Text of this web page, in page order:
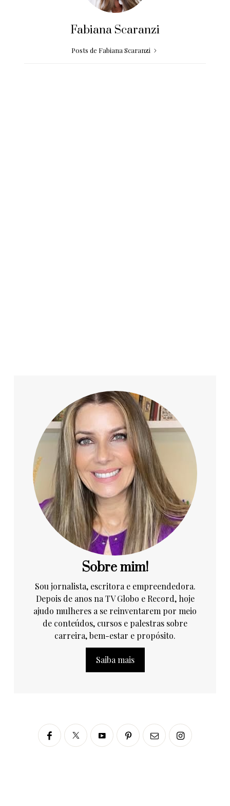
Fabiana Scaranzi
Posts de Fabiana Scaranzi
Sobre mim!
Sou jornalista, escritora e empreendedora.
Depois de anos na TV Globo e Record, hoje
ajudo mulheres a se reinventarem por meio
de conteúdos, cursos e palestras sobre
carreira, bem-estar e propósito.
Saiba mais